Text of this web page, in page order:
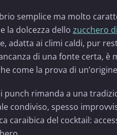
semplice ma molto
la dolcezza dello zucchero
adatta ai climi caldi, pur
di una fonte certa,
come la prova di
rimanda a una
condiviso, spesso
caraibica del cocktail: